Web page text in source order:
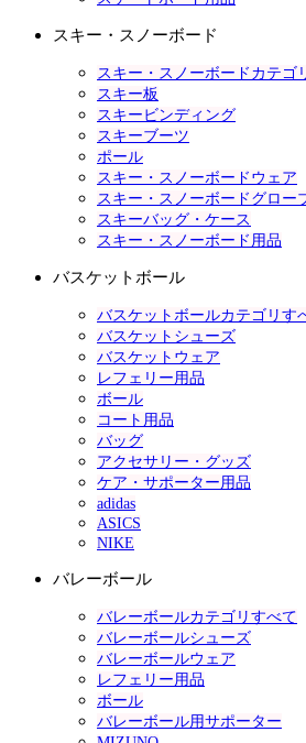
スキー・スノーボード
スキー・スノーボードカテゴ
スキー板
スキービンディング
スキーブーツ
ポール
スキー・スノーボードウェア
スキー・スノーボードグロー
スキーバッグ・ケース
スキー・スノーボード用品
バスケットボール
バスケットボールカテゴリす
バスケットシューズ
バスケットウェア
レフェリー用品
ボール
コート用品
バッグ
アクセサリー・グッズ
ケア・サポーター用品
adidas
ASICS
NIKE
バレーボール
バレーボールカテゴリすべて
バレーボールシューズ
バレーボールウェア
レフェリー用品
ボール
バレーボール用サポーター